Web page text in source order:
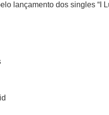
lançamento dos singles “I